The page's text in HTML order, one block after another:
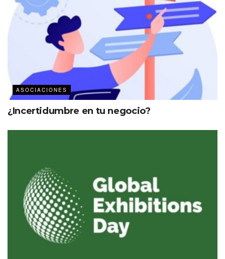
“Vienen 365 días para un nuevo
WEC, ahora en Estados Unidos,
pero principalmente viene un trabajo
importante para México, Caribe
Mexicano y toda Latinoamérica para
seguir aumentando la membresía de
MPI en la región. Viene un año de
crecimiento, ya no de recuperación”
When we meet we change the
world
Esta emotiva filosofía se reflejó durante los tres días de
actividad en el Barceló Maya Resort, con sesiones que
abordaron temas que hoy son prioritarios para la
comunidad de MPI, entre ellos:
ASOCIACIONES
¿Incertidumbre en tu negocio?